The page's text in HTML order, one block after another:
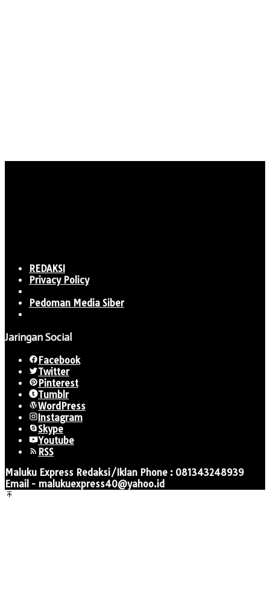
REDAKSI
Privacy Policy
Pedoman Media Siber
Jaringan Social
Facebook
Twitter
Pinterest
Tumblr
WordPress
Instagram
Skype
Youtube
RSS
Maluku Express Redaksi/Iklan Phone : 081343248939
Email - malukuexpress40@yahoo.id